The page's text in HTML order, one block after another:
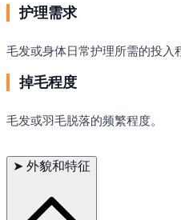
护理需求
毛发或身体日常护理所需的投入
掉毛程度
毛发或羽毛脱落的频繁程度。
➤ 外貌和特征